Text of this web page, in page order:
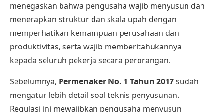
menegaskan bahwa pengusaha wajib menyusun dan
menerapkan struktur dan skala upah dengan
memperhatikan kemampuan perusahaan dan
produktivitas, serta wajib memberitahukannya
kepada seluruh pekerja secara perorangan.
Sebelumnya, Permenaker No. 1 Tahun 2017sudah
mengatur lebih detail soal teknis penyusunan.
Regulasi ini mewajibkan pengusaha menyusun